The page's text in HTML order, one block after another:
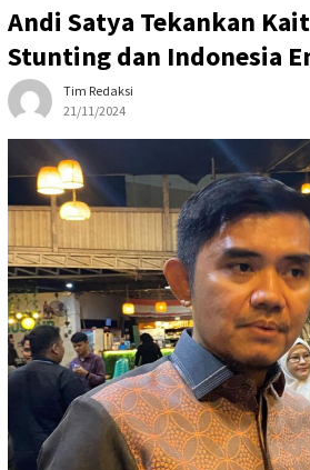
Andi Satya Tekankan
Stunting dan Indonesia
Tim Redaksi
21/11/2024